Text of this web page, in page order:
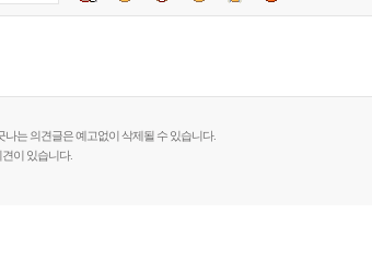
는 의견글은 예고없이 삭제될 수 있습니다.
이 있습니다.